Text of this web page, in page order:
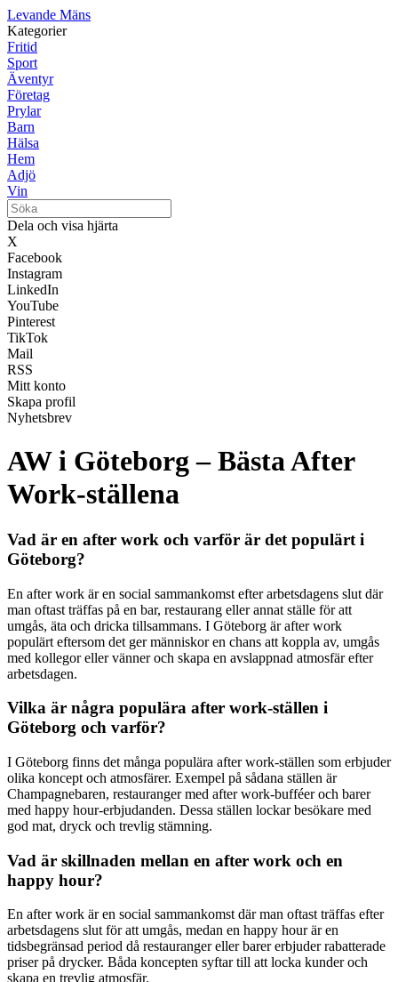
Levande Mäns
Kategorier
Fritid
Sport
Äventyr
Företag
Prylar
Barn
Hälsa
Hem
Adjö
Vin
Dela och visa hjärta
X
Facebook
Instagram
LinkedIn
YouTube
Pinterest
TikTok
Mail
RSS
Mitt konto
Skapa profil
Nyhetsbrev
AW i Göteborg – Bästa After
Work-ställena
Vad är en after work och varför är det populärt i
Göteborg?
En after work är en social sammankomst efter arbetsdagens slut där
man oftast träffas på en bar, restaurang eller annat ställe för att
umgås, äta och dricka tillsammans. I Göteborg är after work
populärt eftersom det ger människor en chans att koppla av, umgås
med kollegor eller vänner och skapa en avslappnad atmosfär efter
arbetsdagen.
Vilka är några populära after work-ställen i
Göteborg och varför?
I Göteborg finns det många populära after work-ställen som erbjuder
olika koncept och atmosfärer. Exempel på sådana ställen är
Champagnebaren, restauranger med after work-bufféer och barer
med happy hour-erbjudanden. Dessa ställen lockar besökare med
god mat, dryck och trevlig stämning.
Vad är skillnaden mellan en after work och en
happy hour?
En after work är en social sammankomst där man oftast träffas efter
arbetsdagens slut för att umgås, medan en happy hour är en
tidsbegränsad period då restauranger eller barer erbjuder rabatterade
priser på drycker. Båda koncepten syftar till att locka kunder och
skapa en trevlig atmosfär.